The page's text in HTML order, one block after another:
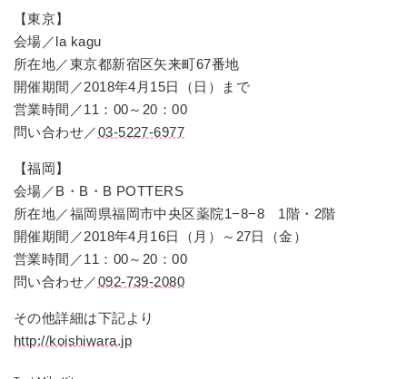
【東京】
会場／la kagu
所在地／東京都新宿区矢来町67番地
開催期間／2018年4月15日（日）まで
営業時間／11：00～20：00
問い合わせ／03-5227-6977
【福岡】
会場／B・B・B POTTERS
所在地／福岡県福岡市中央区薬院1−8−8 1階・2階
開催期間／2018年4月16日（月）～27日（金）
営業時間／11：00～20：00
問い合わせ／092-739-2080
その他詳細は下記より
http://koishiwara.jp